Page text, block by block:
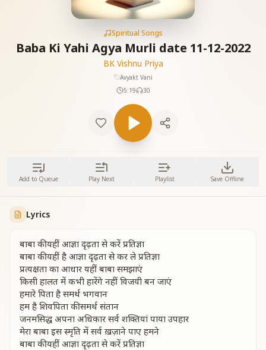
Spiritual Songs
Baba Ki Yahi Agya Murli date 11-12-2022
BK Vishnu Priya
Avyakt Vani
5:19
30
Add to Queue Play Next Playlist Save Offline
Lyrics
बाबा की यहीं आज्ञा दृढ़ता से करें प्रतिज्ञा
बाबा की यहीं है आज्ञा दृढ़ता से कर ले प्रतिज्ञा
प्रत्यक्षता का आधार यहीं बाबा समझाएं
किसी हालत में कभी हारेंगे नहीं विजयी बन जाएं
हमारे पिता है समर्थ भगवान
हम है शिवपिता की समर्थ संतान
जनमसिद्ध अपना अधिकार सर्व शक्तियां पाया उपहार
मेरा बाबा इस स्मृति में सर्व ख़ज़ाने पाए हमने
बाबा की यहीं आज्ञा दृढ़ता से करें प्रतिज्ञा